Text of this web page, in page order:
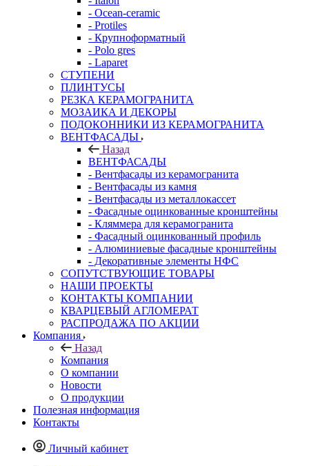
- Ocean-ceramic
- Protiles
- Крупноформатный
- Polo gres
- Laparet
СТУПЕНИ
ПЛИНТУСЫ
РЕЗКА КЕРАМОГРАНИТА
МОЗАИКА И ДЕКОРЫ
ПОДОКОННИКИ ИЗ КЕРАМОГРАНИТА
ВЕНТФАСАДЫ
Назад
ВЕНТФАСАДЫ
- Вентфасады из керамогранита
- Вентфасады из камня
- Вентфасады из металлокассет
- Фасадные оцинкованные кронштейны
- Кляммера для керамогранита
- Фасадный оцинкованный профиль
- Алюминиевые фасадные кронштейны
- Декоративные элементы НФС
СОПУТСТВУЮЩИЕ ТОВАРЫ
НАШИ ПРОЕКТЫ
КОНТАКТЫ КОМПАНИИ
КВАРЦЕВЫЙ АГЛОМЕРАТ
РАСПРОДАЖА ПО АКЦИИ
Компания
Назад
Компания
О компании
Новости
О продукции
Полезная информация
Контакты
Личный кабинет